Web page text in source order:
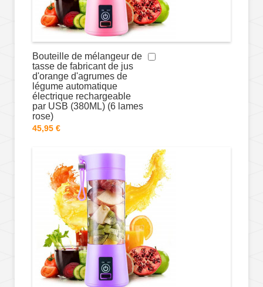
Bouteille de mélangeur de
tasse de fabricant de jus
d'orange d'agrumes de
légume automatique
électrique rechargeable
par USB (380ML) (6 lames
rose)
45,95 €